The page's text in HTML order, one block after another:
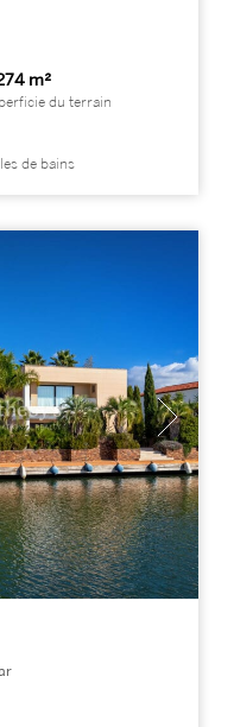
m²
du terrain
de bains